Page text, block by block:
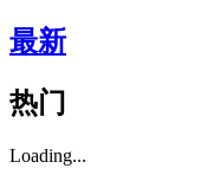
最新
热门
Loading...